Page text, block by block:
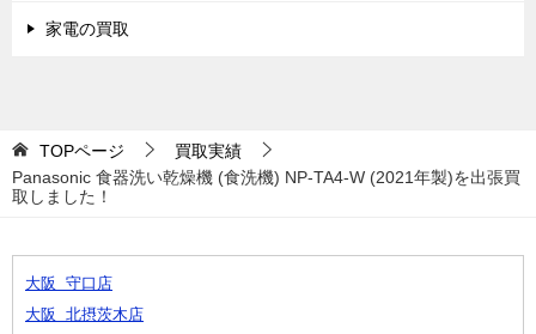
家電の買取
TOPページ
買取実績
Panasonic 食器洗い乾燥機 (食洗機) NP-TA4-W (2021年製)を出張買
取しました！
大阪 守口店
大阪 北摂茨木店